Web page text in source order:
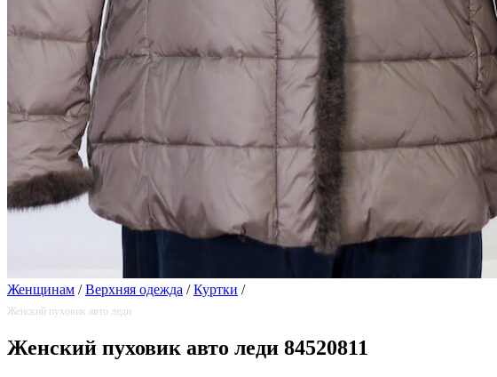
Женщинам / Верхняя одежда / Куртки /
Женский пуховик авто леди
Женский пуховик авто леди 84520811